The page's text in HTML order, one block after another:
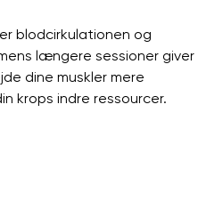
blodcirkulationen og
længere sessioner giver
dine muskler mere
krops indre ressourcer.